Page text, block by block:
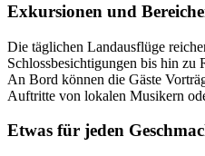
Exkursionen und
Die täglichen Landausflüge
Schlossbesichtigungen bis hin zu
An Bord können die Gäste
Auftritte von lokalen Musikern
Etwas für jeden